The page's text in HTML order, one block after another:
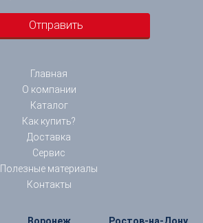
Главная
О компании
Каталог
Как купить?
Доставка
Сервис
Полезные материалы
Контакты